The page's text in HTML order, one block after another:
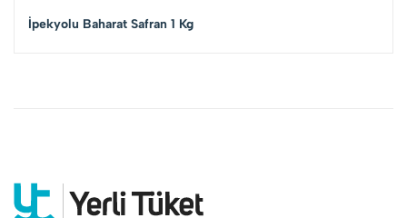
İpekyolu Baharat Safran 1 Kg